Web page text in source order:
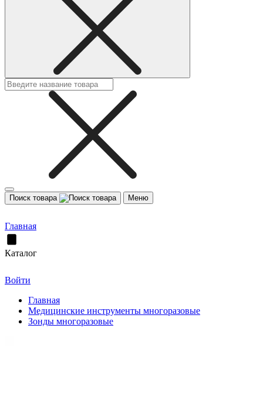
Поиск товара Меню
Главная
Каталог
Войти
Главная
Медицинские инструменты многоразовые
Зонды многоразовые